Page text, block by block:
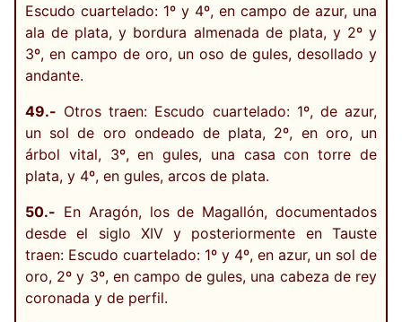
Escudo cuartelado: 1º y 4º, en campo de azur, una
ala de plata, y bordura almenada de plata, y 2º y
3º, en campo de oro, un oso de gules, desollado y
andante.
49.- Otros traen: Escudo cuartelado: 1º, de azur,
un sol de oro ondeado de plata, 2º, en oro, un
árbol vital, 3º, en gules, una casa con torre de
plata, y 4º, en gules, arcos de plata.
50.- En Aragón, los de Magallón, documentados
desde el siglo XIV y posteriormente en Tauste
traen: Escudo cuartelado: 1º y 4º, en azur, un sol de
oro, 2º y 3º, en campo de gules, una cabeza de rey
coronada y de perfil.